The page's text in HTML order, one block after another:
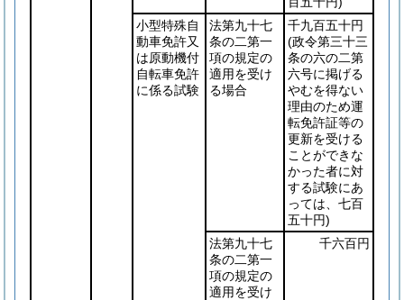
小型特殊自
動車免許又
は原動機付
自転車免許
に係る試験
法第九十七
条の二第一
項の規定の
適用を受け
る場合
千九百五十円
(政令第三十三
条の六の二第
六号に掲げる
やむを得ない
理由のため運
転免許証等の
更新を受ける
ことができな
かった者に対
する試験にあ
っては、七百
五十円)
法第九十七
条の二第一
項の規定の
適用を受け
千六百円